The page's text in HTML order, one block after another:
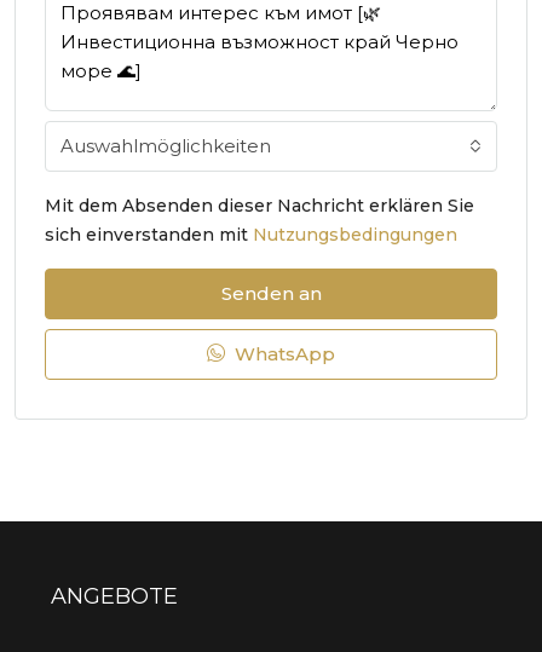
Auswahlmöglichkeiten
Mit dem Absenden dieser Nachricht erklären Sie
sich einverstanden mit Nutzungsbedingungen
Senden an
WhatsApp
ANGEBOTE